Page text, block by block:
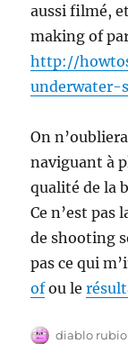
aussi filmé,
making of
http://
underwater-
On
naviguant à
qualité de la
Ce n’est pas
de shooting
pas ce qui
ofou le
Auteur
diablo rubio